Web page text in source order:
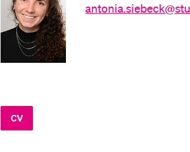
CV
Mitarbeitende